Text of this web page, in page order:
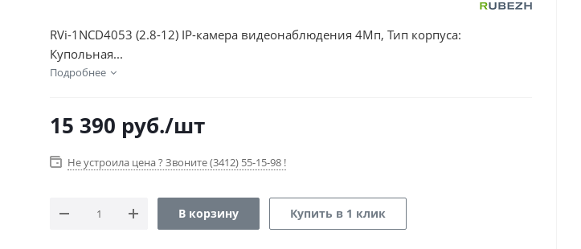
RVi-1NCD4053 (2.8-12) IP-камера видеонаблюдения 4Мп, Тип корпуса:
Купольная...
Подробнее
15 390 руб./шт
Не устроила цена ? Звоните (3412) 55-15-98 !
В корзину Купить в 1 клик